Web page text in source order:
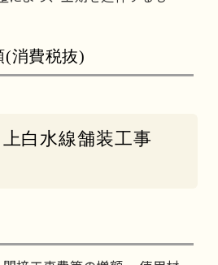
(消費税抜)
上白水線舗装工事